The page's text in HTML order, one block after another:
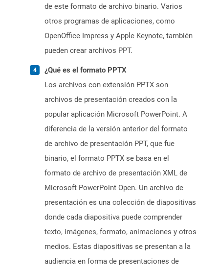
de este formato de archivo binario. Varios
otros programas de aplicaciones, como
OpenOffice Impress y Apple Keynote, también
pueden crear archivos PPT.
¿Qué es el formato PPTX
Los archivos con extensión PPTX son
archivos de presentación creados con la
popular aplicación Microsoft PowerPoint. A
diferencia de la versión anterior del formato
de archivo de presentación PPT, que fue
binario, el formato PPTX se basa en el
formato de archivo de presentación XML de
Microsoft PowerPoint Open. Un archivo de
presentación es una colección de diapositivas
donde cada diapositiva puede comprender
texto, imágenes, formato, animaciones y otros
medios. Estas diapositivas se presentan a la
audiencia en forma de presentaciones de